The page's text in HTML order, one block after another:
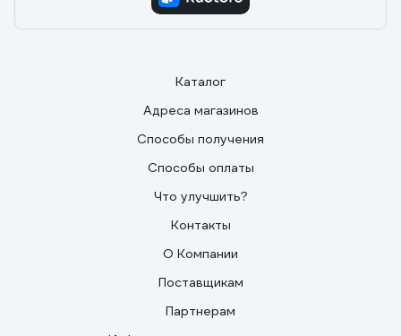
Каталог
Адреса магазинов
Способы получения
Способы оплаты
Что улучшить?
Контакты
О Компании
Поставщикам
Партнерам